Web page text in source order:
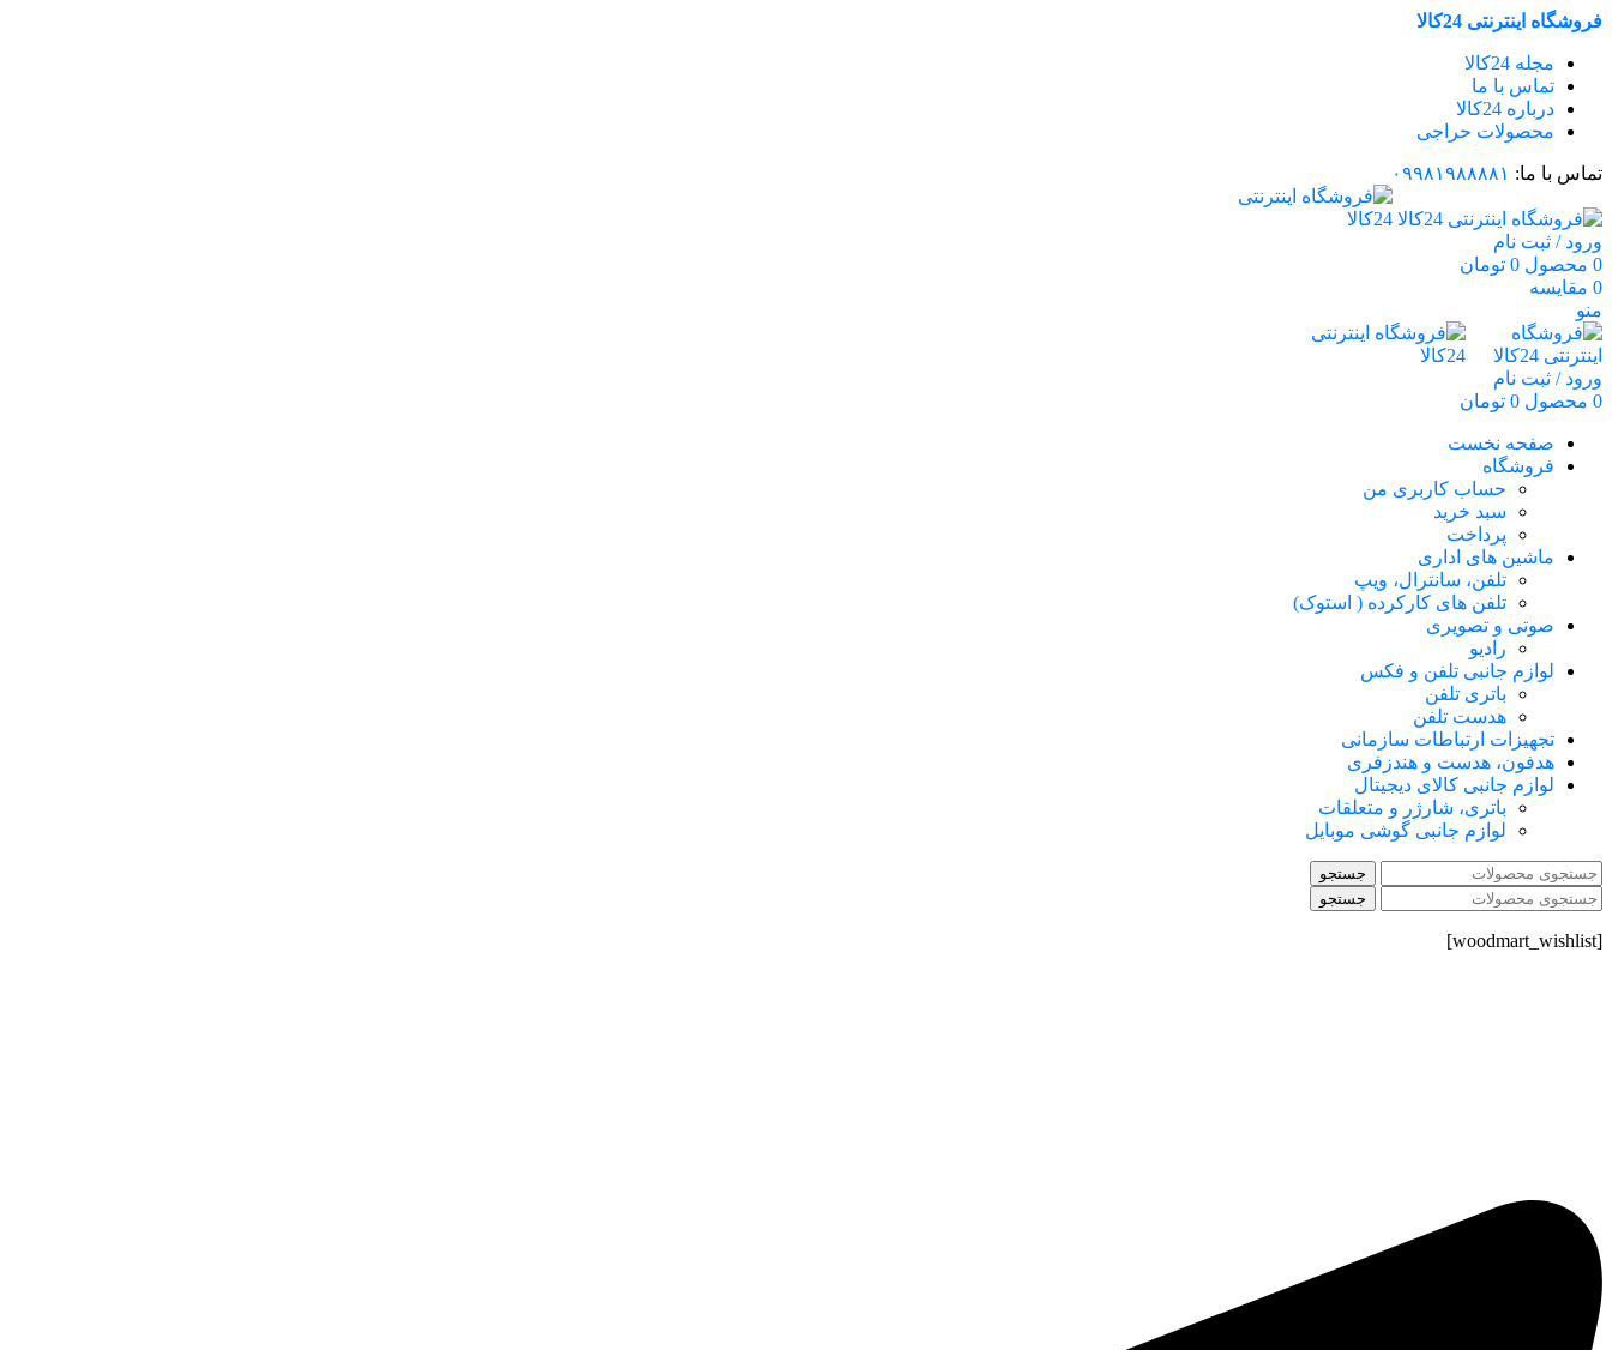
فروشگاه اینترنتی 24کالا
مجله 24کالا
تماس با ما
درباره 24کالا
محصولات حراجی
تماس با ما: ۰۹۹۸۱۹۸۸۸۸۱
ورود / ثبت نام
0 محصول 0 تومان
0 مقایسه
منو
ورود / ثبت نام
0 محصول 0 تومان
صفحه نخست
فروشگاه
حساب کاربری من
سبد خرید
پرداخت
ماشین های اداری
تلفن، سانترال، ویپ
تلفن های کارکرده ( استوک)
صوتی و تصویری
رادیو
لوازم جانبی تلفن و فکس
باتری تلفن
هدست تلفن
تجهیزات ارتباطات سازمانی
هدفون، هدست و هندزفری
لوازم جانبی کالای دیجیتال
باتری، شارژر و متعلقات
لوازم جانبی گوشی موبایل
جستجو
جستجو
[woodmart_wishlist]